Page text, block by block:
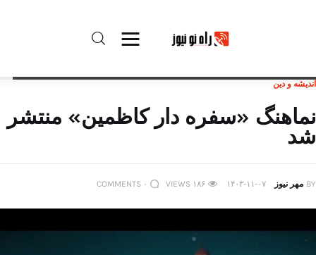
حفظ حریم شخصی
قوانین بازنشر
اندیشه و دین
نماهنگ «سفره دار کاظمین» منتشر
شد
BY مهر نیوز ۱۴۰۳-۱۱-۰۷ ۱۸۶ VIEWS ۰ COMMENTS